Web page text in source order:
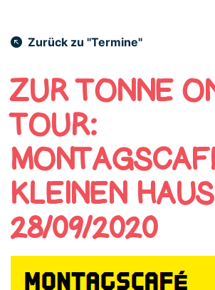
Zurück zu "Termine"
ZUR TONNE
TOUR:
KLEINEN
28/09/2020